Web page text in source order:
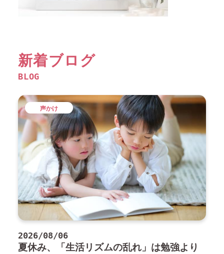
新着ブログ
BLOG
2026/08/06
夏休み、「生活リズムの乱れ」は勉強より
声かけ